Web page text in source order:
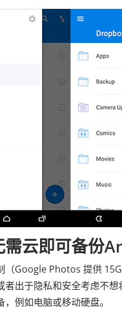
需云即可备份
（Google Photos 提供
者出于隐私和安全考虑不
例如电脑或移动硬盘。